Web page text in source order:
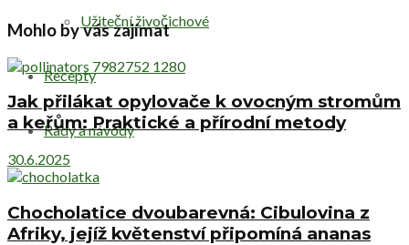
Užiteční živočichové
Recepty
Rady a návody
Mohlo by vás zajímat
Jak přilákat opylovače k ovocným stromům
a keřům: Praktické a přírodní metody
30.6.2025
Chocholatice dvoubarevná: Cibulovina z
Afriky, jejíž květenství připomíná ananas